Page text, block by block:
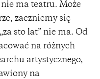
ma teatru. Może
zaczniemy się
sto lat” nie ma. Od
na różnych
artystycznego,
na